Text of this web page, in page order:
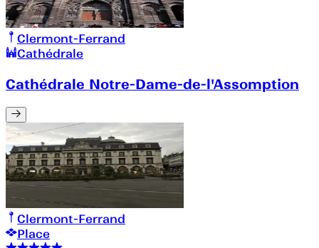
Clermont-Ferrand
Cathédrale
Cathédrale Notre-Dame-de-l'Assomption
Clermont-Ferrand
Place